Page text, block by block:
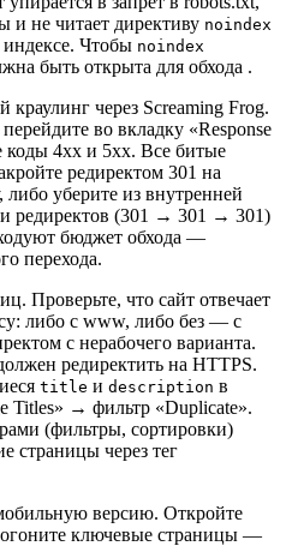
и не читает директиву noindex
Чтобы noindex
быть открыта для обхода .
краулинг через Screaming Frog.
во вкладку «Response
коды 4xx и 5xx. Все битые
редиректом 301 на
уберите из внутренней
редиректов (301 → 301 → 301)
бюджет обхода —
перехода.
Проверьте, что сайт отвечает
либо с www, либо без — с
с нерабочего варианта.
редиректить на HTTPS.
title и description в
Titles» → фильтр «Duplicate».
(фильтры, сортировки)
страницы через тег
версию. Откройте
ключевые страницы —